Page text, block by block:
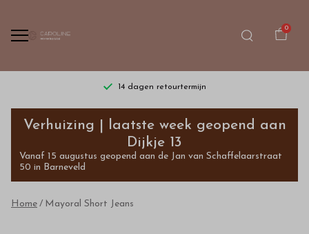
0
14 dagen retourtermijn
Mayoral
Short
Jeans
Verhuizing | laatste week geopend aan
Dijkje 13
Vanaf 15 augustus geopend aan de Jan van Schaffelaarstraat
50 in Barneveld
Home Mayoral Short Jeans